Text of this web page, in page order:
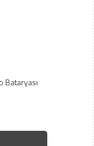
Bataryası